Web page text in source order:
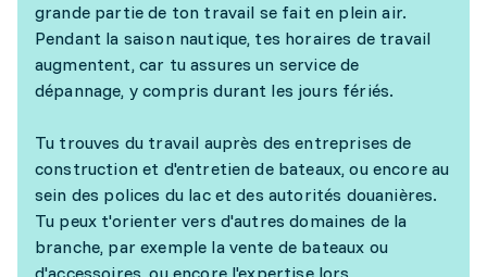
grande partie de ton travail se fait en plein air.
Pendant la saison nautique, tes horaires de travail
augmentent, car tu assures un service de
dépannage, y compris durant les jours fériés.
Tu trouves du travail auprès des entreprises de
construction et d'entretien de bateaux, ou encore au
sein des polices du lac et des autorités douanières.
Tu peux t'orienter vers d'autres domaines de la
branche, par exemple la vente de bateaux ou